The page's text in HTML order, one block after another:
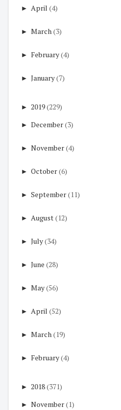
► April (4)
► March(3)
► February(4)
► January(7)
► 2019(229)
► December(3)
► November(4)
► October(6)
► September(11)
► August(12)
► July(34)
► June (28)
► May(56)
► April (52)
► March(19)
► February(4)
► 2018(371)
► November(1)